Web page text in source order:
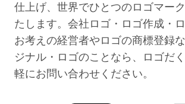
仕上げ、世界でひとつのロゴマー
たします。会社ロゴ・ロゴ作成・
お考えの経営者やロゴの商標登録
ジナル・ロゴのことなら、ロゴだ
軽にお問い合わせください。